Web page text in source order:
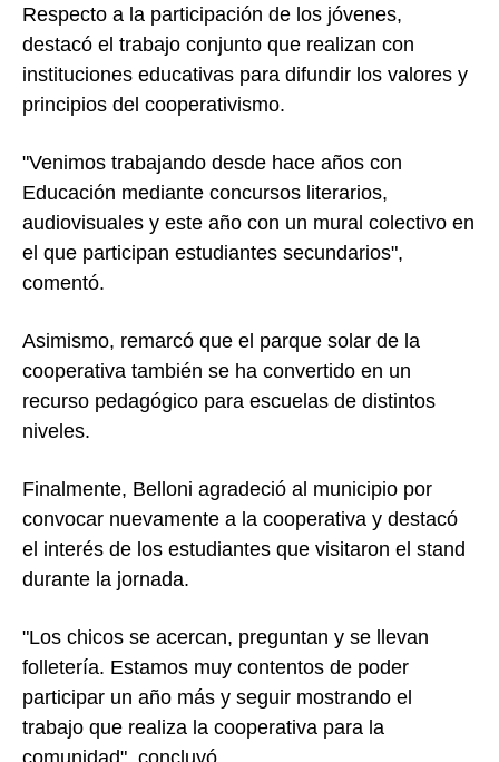
Respecto a la participación de los jóvenes,
destacó el trabajo conjunto que realizan con
instituciones educativas para difundir los valores y
principios del cooperativismo.
"Venimos trabajando desde hace años con
Educación mediante concursos literarios,
audiovisuales y este año con un mural colectivo en
el que participan estudiantes secundarios",
comentó.
Asimismo, remarcó que el parque solar de la
cooperativa también se ha convertido en un
recurso pedagógico para escuelas de distintos
niveles.
Finalmente, Belloni agradeció al municipio por
convocar nuevamente a la cooperativa y destacó
el interés de los estudiantes que visitaron el stand
durante la jornada.
"Los chicos se acercan, preguntan y se llevan
folletería. Estamos muy contentos de poder
participar un año más y seguir mostrando el
trabajo que realiza la cooperativa para la
comunidad", concluyó.